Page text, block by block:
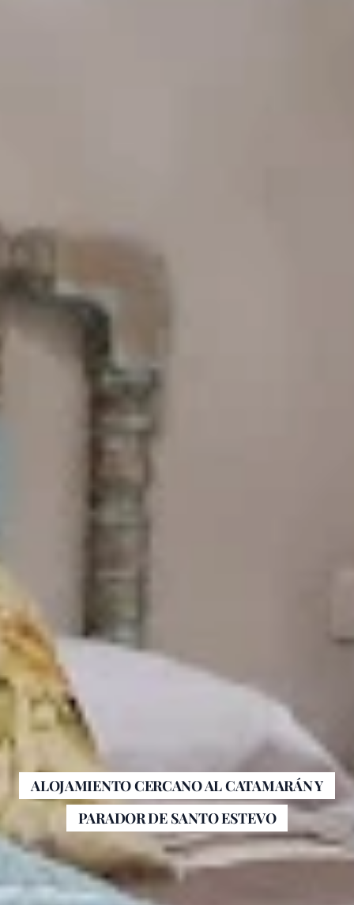
ALOJAMIENTO CERCANO AL CATAMARÁN Y
PARADOR DE SANTO ESTEVO